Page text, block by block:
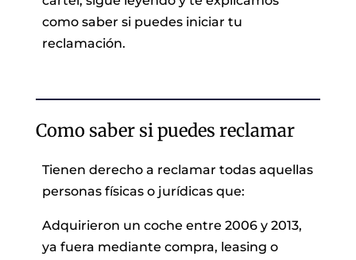
como saber si puedes iniciar tu
reclamación.
Como saber si puedes reclamar
Tienen derecho a reclamar todas aquellas
personas físicas o jurídicas que:
Adquirieron un coche entre 2006 y 2013,
ya fuera mediante compra, leasing o